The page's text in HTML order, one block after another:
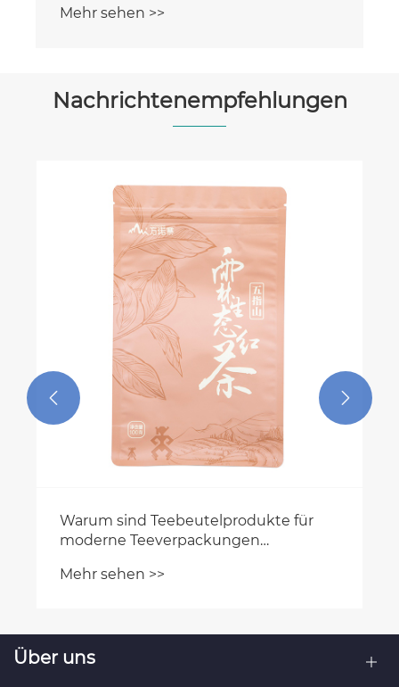
Nachrichtenempfehlungen
Warum sollten Kaffeemarken einen
Flachbodenbeutel für Kaffeebohnen
statt herkömmlicher Beutel wählen?
Mehr sehen >>
 
Über uns